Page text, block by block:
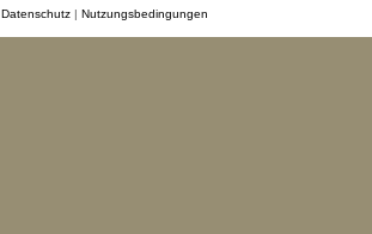
Datenschutz| Nutzungsbedingungen